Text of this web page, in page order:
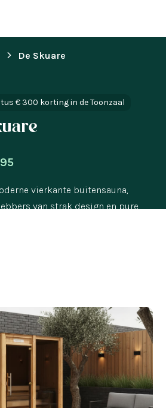
De Skuare
€ 300 korting in de Toonzaal
vierkante buitensauna,
van strak design en pure